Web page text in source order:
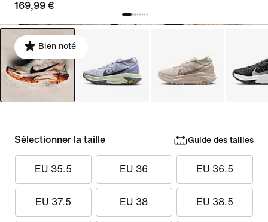
169,99 €
Bien noté
Sélectionner la taille Guide des tailles
EU 35.5 EU 36 EU 36.5
EU 37.5 EU 38 EU 38.5